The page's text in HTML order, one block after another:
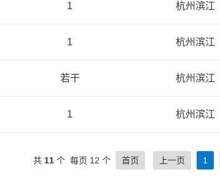
1 杭州滨江
1 杭州滨江
若干 杭州滨江
1 杭州滨江
共 11个 每页 12 个 首页 上一页 1